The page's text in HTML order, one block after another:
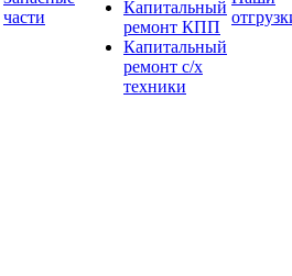
части
Капитальный
ремонт КПП
Капитальный
ремонт с/х
техники